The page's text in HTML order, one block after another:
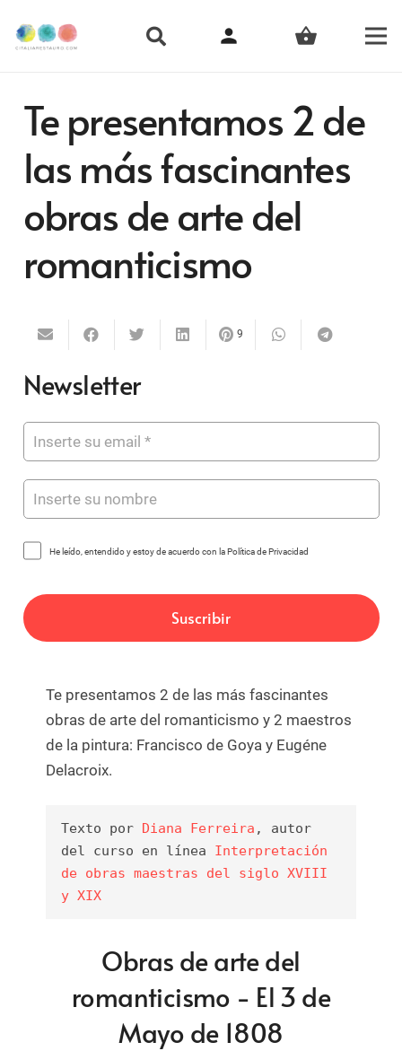
person shopping_basket
Te presentamos 2 de
las más fascinantes
obras de arte del
romanticismo
9
Newsletter
He leído, entendido y estoy de acuerdo con la Política de Privacidad
Te presentamos 2 de las más fascinantes
obras de arte del romanticismo y 2 maestros
de la pintura: Francisco de Goya y Eugéne
Delacroix.
Texto por Diana Ferreira , autor
del curso en línea Interpretación
de obras maestras del siglo XVIII
y XIX
Obras de arte del
romanticismo - El 3 de
Mayo de 1808